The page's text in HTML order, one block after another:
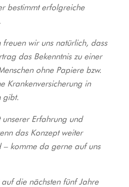
bestimmt erfolgreiche
freuen wir uns natürlich, dass
das Bekenntnis zu einer
ohne Papiere bzw.
Krankenversicherung in
gibt.
Erfahrung und
das Konzept weiter
– komme da gerne auf uns
die nächsten fünf Jahre